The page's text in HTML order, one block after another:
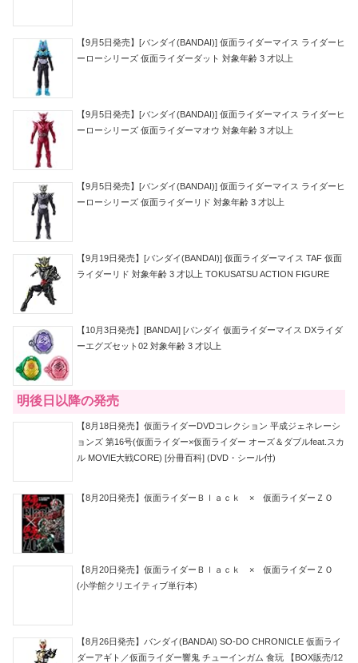
【9月5日発売】[バンダイ(BANDAI)] 仮面ライダーマイス ライダーヒ
ーローシリーズ 仮面ライダーダット 対象年齢 3 才以上
【9月5日発売】[バンダイ(BANDAI)] 仮面ライダーマイス ライダーヒ
ーローシリーズ 仮面ライダーマオウ 対象年齢 3 才以上
【9月5日発売】[バンダイ(BANDAI)] 仮面ライダーマイス ライダーヒ
ーローシリーズ 仮面ライダーリド 対象年齢 3 才以上
【9月19日発売】[バンダイ(BANDAI)] 仮面ライダーマイス TAF 仮面
ライダーリド 対象年齢 3 才以上 TOKUSATSU ACTION FIGURE
【10月3日発売】[BANDAI] [バンダイ 仮面ライダーマイス DXライダ
ーエグズセット02 対象年齢 3 才以上
明後日以降の発売
【8月18日発売】仮面ライダーDVDコレクション 平成ジェネレーシ
ョンズ 第16号(仮面ライダー×仮面ライダー オーズ＆ダブルfeat.スカ
ル MOVIE大戦CORE) [分冊百科] (DVD・シール付)
【8月20日発売】仮面ライダーＢｌａｃｋ × 仮面ライダーＺＯ
【8月20日発売】仮面ライダーＢｌａｃｋ × 仮面ライダーＺＯ
(小学館クリエイティブ単行本)
【8月26日発売】バンダイ(BANDAI) SO-DO CHRONICLE 仮面ライ
ダーアギト／仮面ライダー響鬼 チューインガム 食玩 【BOX販売/12